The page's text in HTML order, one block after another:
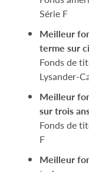
Série F
Meilleur
terme sur
Fonds de
Lysander-
Meilleur
sur trois
Fonds de
F
Meilleur